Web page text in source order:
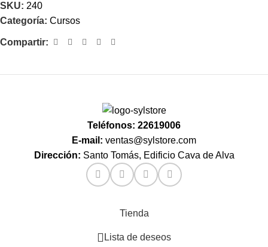
SKU: 240
Categoría: Cursos
Compartir:
Teléfonos: 22619006
E-mail: ventas@sylstore.com
Dirección: Santo Tomás, Edificio Cava de Alva
Tienda
Lista de deseos